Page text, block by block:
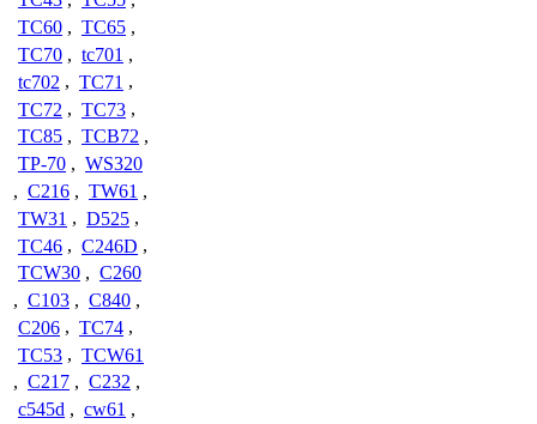
TC60 , TC65 ,
TC70 , tc701 ,
tc702 , TC71 ,
TC72 , TC73 ,
TC85 , TCB72 ,
TP-70 , WS320
, C216 , TW61 ,
TW31 , D525 ,
TC46 , C246D ,
TCW30 , C260
, C103 , C840 ,
C206 , TC74 ,
TC53 , TCW61
, C217 , C232 ,
c545d , cw61 ,